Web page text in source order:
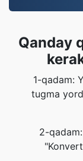
Qanday
1-qadam:
tugma
2-